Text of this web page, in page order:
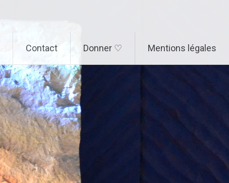
Contact Donner ♡ Mentions légales